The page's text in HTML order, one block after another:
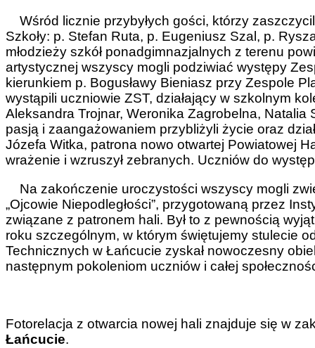
Wśród licznie przybyłych gości, którzy
Szkoły: p. Stefan Ruta, p. Eugeniusz Szal, p.
młodzieży szkół ponadgimnazjalnych z terenu
artystycznej wszyscy mogli podziwiać występy
kierunkiem p. Bogusławy Bieniasz przy Zespole
wystąpili uczniowie ZST, działający w szkolnym
Aleksandra Trojnar, Weronika Zagrobelna,
pasją i zaangażowaniem przybliżyli życie oraz
Józefa Witka, patrona nowo otwartej Powiatowej
wrażenie i wzruszył zebranych. Uczniów do
Na zakończenie uroczystości wszyscy mogli
„Ojcowie Niepodległości”, przygotowaną przez
związane z patronem hali. Był to z pewnością
roku szczególnym, w którym świętujemy stulecie
Technicznych w Łańcucie zyskał nowoczesny
następnym pokoleniom uczniów i całej
Fotorelacja z otwarcia nowej hali znajduje się w
Łańcucie.